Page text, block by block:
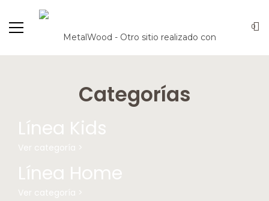
0
Categorías
Línea Kids
Ver categoría >
Línea Home
Ver categoría >